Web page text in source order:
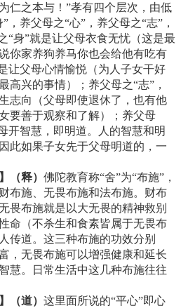
仁之本与！”孝有四个层次，由低
，养父母之“心”，养父母之“志”，
“身”就是让父母衣食无忧（这是最
你家养狗养马你也会给他有吃有
让父母心情愉悦（为人子女干好
高兴的事情）；养父母之“志”，
志向（父母即使退休了，也有他
要善于观察和了解）；养父母
开智慧，即明道。人的智慧和明
此如果子女先于父母明道的，一
（释） 佛陀教育称“舍”为“布施”，
布施、无畏布施和法布施。财布
畏布施就是以大无畏的精神救别
命（不杀生和食素皆属于无畏布
传道。这三种布施的功效分别
，无畏布施可以增强健康和延长
慧。日常生活中这几种布施往往
（道） 这里面所说的“平心”即心